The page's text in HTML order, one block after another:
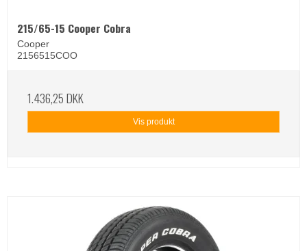
215/65-15 Cooper Cobra
Cooper
2156515COO
1.436,25 DKK
Vis produkt